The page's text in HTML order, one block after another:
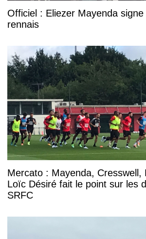
Officiel : Eliezer Mayenda
rennais
Mercato : Mayenda, Cresswell,
Loïc Désiré fait le point sur les
SRFC